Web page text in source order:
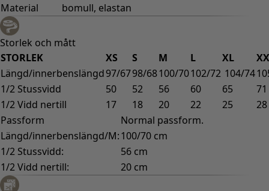
Material
bomull, elastan
Storlek och mått
STORLEK
XS S M L XL
Längd/innerbenslängd97/6798/68100/70102/72 104/74
1/2 Stussvidd
50 52 56 60 65
71
1/2 Vidd nertill
17 18 20 22 25
28
Passform
Normal passform.
Längd/innerbenslängd/M:100/70 cm
1/2 Stussvidd:
56 cm
1/2 Vidd nertill:
20 cm